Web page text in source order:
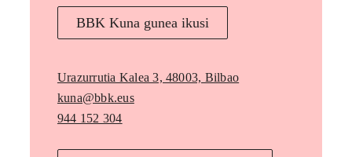
BBK Kuna gunea ikusi
Urazurrutia Kalea 3, 48003, Bilbao
kuna@bbk.eus
944 152 304